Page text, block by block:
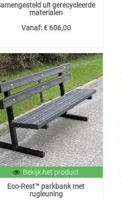
uit gerecycleerde
materialen
Vanaf:€ 606,00
Bekijk het product
Eco-Rest™ parkbank met
rugleuning